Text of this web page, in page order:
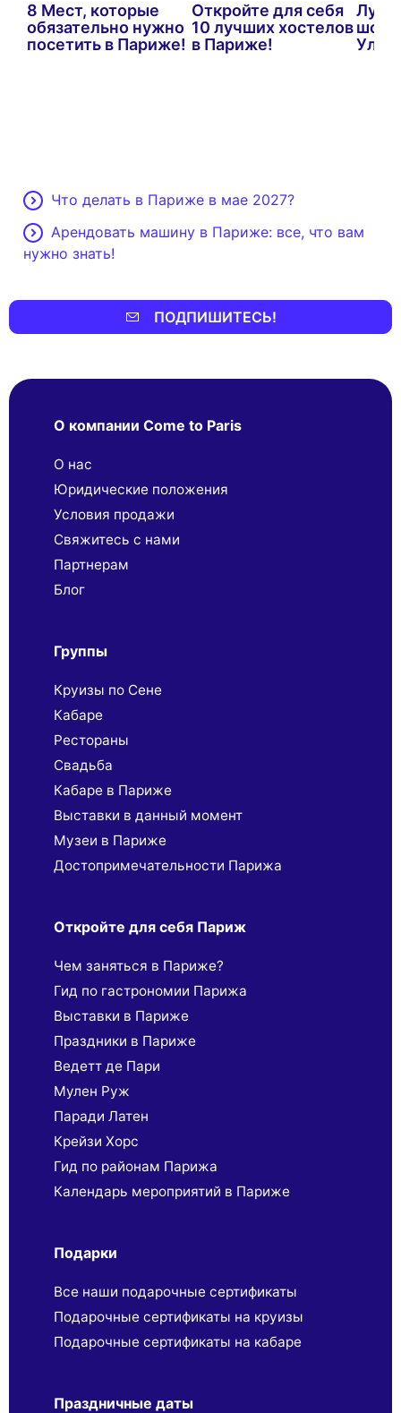
8 Мест, которые
обязательно нужно
посетить в Париже!
Откройте для себя
10 лучших хостелов
в Париже!
Что делать в Париже в мае 2027?
Арендовать машину в Париже: все, что вам
нужно знать!
ПОДПИШИТЕСЬ!
О компании Come to Paris
О нас
Юридические положения
Условия продажи
Свяжитесь с нами
Партнерaм
Блог
Группы
Круизы по Сене
Кабаре
Рестораны
Свадьба
Кабаре в Париже
Выставки в данный момент
Музеи в Париже
Достопримечательности Парижа
Откройте для себя Париж
Чем заняться в Париже?
Гид по гастрономии Парижа
Выставки в Париже
Праздники в Париже
Ведетт де Пари
Мулен Руж
Паради Латен
Крейзи Хорс
Гид по районам Парижа
Календарь мероприятий в Париже
Подарки
Все наши подарочные сертификаты
Подарочные сертификаты на круизы
Подарочные сертификаты на кабаре
Праздничные даты